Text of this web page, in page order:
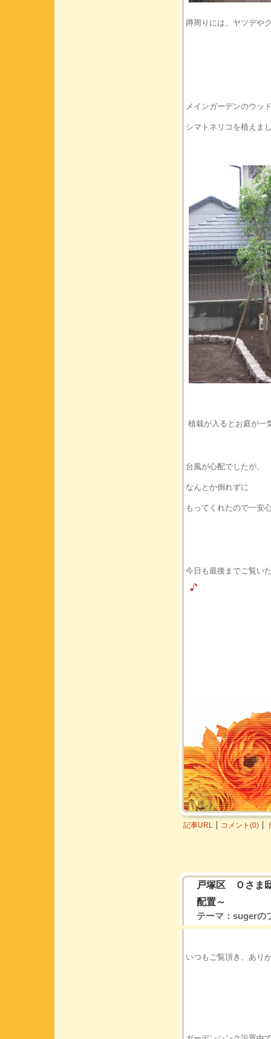
蹲周りには、ヤツデや
メインガーデンのウッ
シマトネリコを植えま
植栽が入るとお庭が一
台風が心配でしたが、
なんとか倒れずに
もってくれたので一安
今日も最後までご覧い
記事URL コメント(0)
戸塚区 Ｏさま
配置～
テーマ： sugerの
いつもご覧頂き、あり